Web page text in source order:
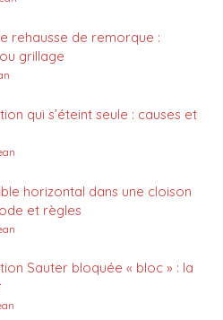
rehausse de remorque :
grillage
qui s’éteint seule : causes et
horizontal dans une cloison
et règles
Sauter bloquée « bloc » : la